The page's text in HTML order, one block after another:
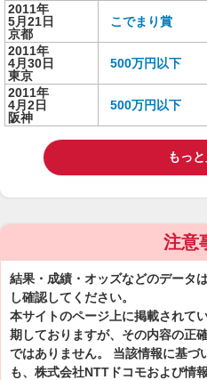
2011年
5月21日
京都
こでまり賞
2011年
4月30日
東京
500万円以下
2011年
4月2日
阪神
500万円以下
もっ
注意
結果・成績・オッズなどのデータ
し確認してください。
本サイトのページ上に掲載されて
期しておりますが、その内容の正
ではありません。 当該情報に基づ
も、株式会社NTTドコモおよび情